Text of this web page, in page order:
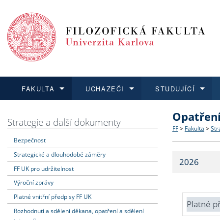
FAKULTA
Dozvědět se více
Struktura
Strategie
Fakultní
UCHAZEČI
Podat přihlášku
Co
Učitelské
STUDUJÍCÍ
Dozvědět se více
Dozvědět se více
O vědě a
Dozvědět se více
Aktuální
Strategie a další dokumenty
Bezpečnost
Strategické a dlouhodobé záměry
FF UK pro udržitelnost
Výroční zprávy
Platné vnitřní předpisy FF UK
Rozhodnutí a sdělení děkana, opatření a sdělení
FF > Fakulta >
2026
Platné